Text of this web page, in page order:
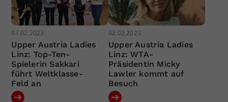
03.02.2023
Upper Austria Ladies
Linz: Top-Ten-
Spielerin Sakkari
führt Weltklasse-
Feld an
02.02.2023
Upper Austria Ladies
Linz: WTA-
Präsidentin Micky
Lawler kommt auf
Besuch